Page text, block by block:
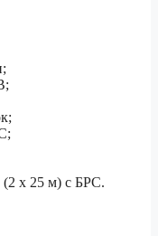
x 25 м) с БРС.